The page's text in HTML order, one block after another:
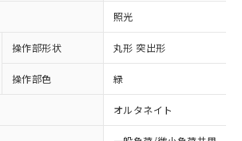
照光
操作部形状 丸形 突出形
操作部色 緑
オルタネイト